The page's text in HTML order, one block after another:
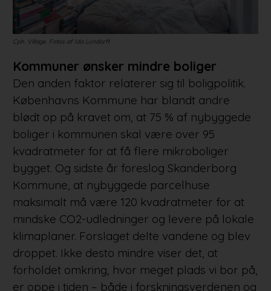
Cph. Village. Fotos af Ida Lundorff
Kommuner ønsker mindre boliger
Den anden faktor relaterer sig til boligpolitik.
Københavns Kommune har blandt andre
blødt op på kravet om, at 75 % af nybyggede
boliger i kommunen skal være over 95
kvadratmeter for at få flere mikroboliger
bygget. Og sidste år foreslog Skanderborg
Kommune, at nybyggede parcelhuse
maksimalt må være 120 kvadratmeter for at
mindske CO2-udledninger og levere på lokale
klimaplaner. Forslaget delte vandene og blev
droppet. Ikke desto mindre viser det, at
forholdet omkring, hvor meget plads vi bor på,
er oppe i tiden – både i forskningsverdenen og